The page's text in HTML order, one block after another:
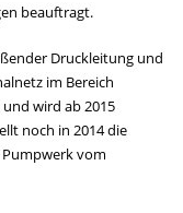
beauftragt.
Druckleitung und
im Bereich
wird ab 2015
noch in 2014 die
vom